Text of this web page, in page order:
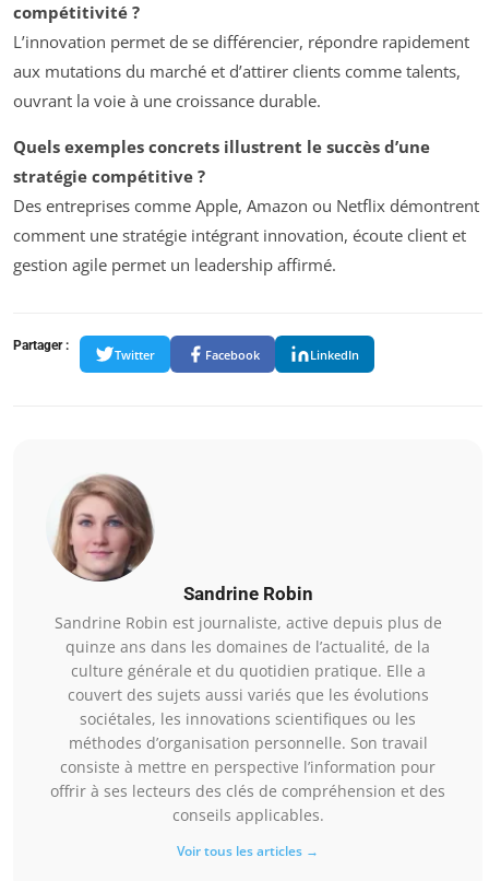
compétitivité ?
L’innovation permet de se différencier, répondre rapidement
aux mutations du marché et d’attirer clients comme talents,
ouvrant la voie à une croissance durable.
Quels exemples concrets illustrent le succès d’une
stratégie compétitive ?
Des entreprises comme Apple, Amazon ou Netflix démontrent
comment une stratégie intégrant innovation, écoute client et
gestion agile permet un leadership affirmé.
Partager :
Twitter Facebook LinkedIn
Sandrine Robin
Sandrine Robin est journaliste, active depuis plus de
quinze ans dans les domaines de l’actualité, de la
culture générale et du quotidien pratique. Elle a
couvert des sujets aussi variés que les évolutions
sociétales, les innovations scientifiques ou les
méthodes d’organisation personnelle. Son travail
consiste à mettre en perspective l’information pour
offrir à ses lecteurs des clés de compréhension et des
conseils applicables.
Voir tous les articles →